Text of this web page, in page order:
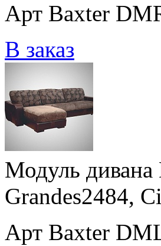
Арт Baxter
В заказ
Модуль
Grandes2484,
Арт Baxter